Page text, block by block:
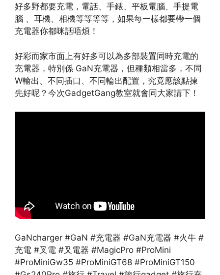
好多野都要充電，電話、手錶、平板電腦、手提電
腦 、耳機、相機等等等等，如果每一樣都要帶一個
充電器你都咪話唔煩！
好彩而家市面上有好多可以為多部裝置同時充電的
充電器，特別係 GaN充電器，但種類相當多，不同
W輸出、不同插口、不同輪出配置，究竟應該點揀
先好呢？今次GadgetGang教室就會同大家講下！
GaNcharger #GaN #充電器 #GaN充電器 #火牛 #
充電 #叉電 #叉電器 #MagicPro #ProMini
#ProMiniGw35 #ProMiniGT68 #ProMiniGT150